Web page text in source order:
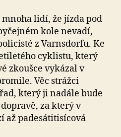
lidí, že jízda pod
kole nevadí,
z Varnsdorfu. Ke
cyklistu, který
zkoušce vykázal v
Věc strážci
který ji nadále bude
za který v
až padesátitisícová